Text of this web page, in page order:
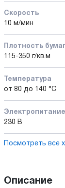
Скорость
10 м/мин
Плотность
115-350 г/кв.м
Температура
от 80 до 140 °C
Электропитание
230 В
Посмотреть все
Описание